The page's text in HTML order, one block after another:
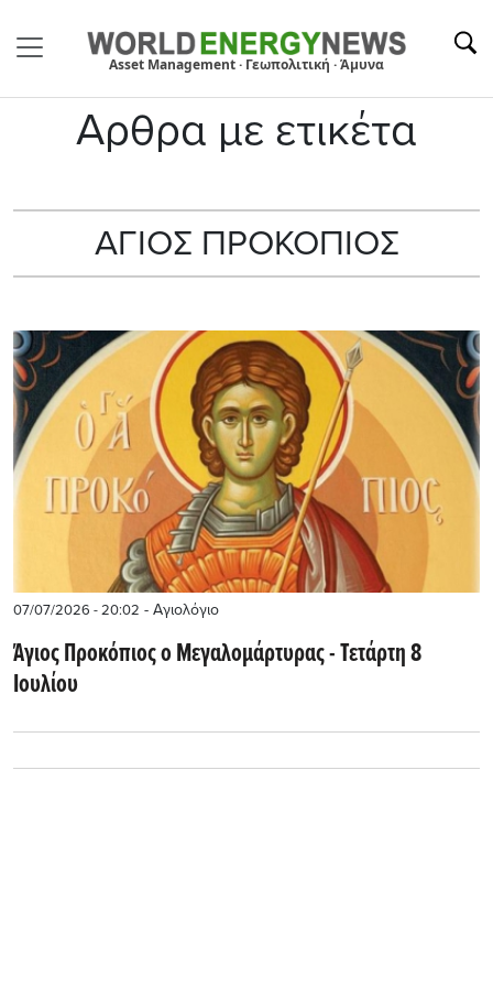
Asset Management · Γεωπολιτική · Άμυνα
Αρθρα με ετικέτα
ΑΓΙΟΣ ΠΡΟΚΟΠΙΟΣ
07/07/2026 - 20:02 - Αγιολόγιο
Άγιος Προκόπιος ο Μεγαλομάρτυρας - Τετάρτη 8
Ιουλίου